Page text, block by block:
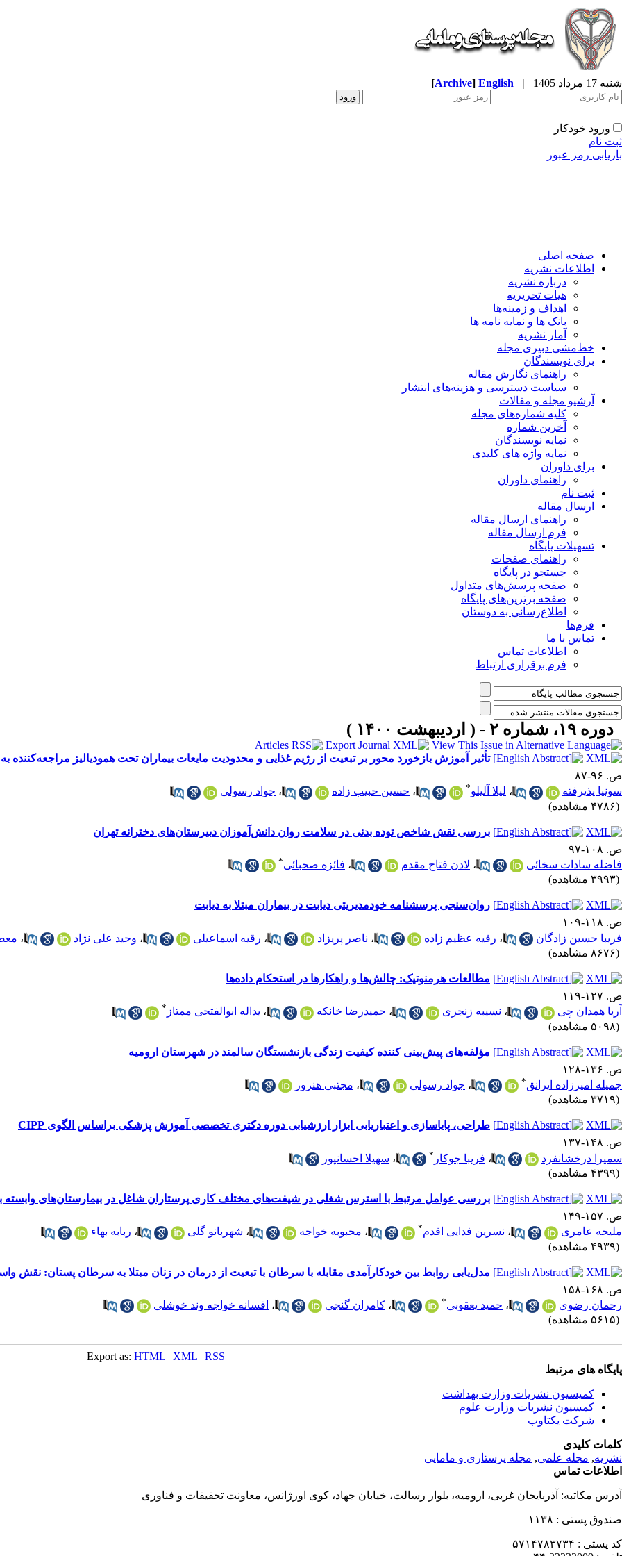
شنبه 17 مرداد 1405 |
English
[Archive]
ورود خودکار
ثبت نام
بازیابی رمز عبور
صفحه اصلی
اطلاعات نشریه
درباره نشریه
هیات تحریریه
اهداف و زمینه‌ها
بانک ها و نمایه نامه ها
آمار نشریه
خط‌مشی دبیری مجله
برای نویسندگان
راهنمای نگارش مقاله
سیاست دسترسی و هزینه‌های انتشار
آرشیو مجله و مقالات
کلیه شماره‌های مجله
آخرین شماره
نمایه نویسندگان
نمایه واژه های کلیدی
برای داوران
راهنمای داوران
ثبت نام
ارسال مقاله
راهنمای ارسال مقاله
فرم ارسال مقاله
تسهیلات پایگاه
راهنمای صفحات
جستجو در پایگاه
صفحه پرسش‌های متداول
صفحه برترین‌های پایگاه
اطلاع‌رسانی به دوستان
فرم‌ها
تماس با ما
اطلاعات تماس
فرم برقراری ارتباط
دوره ۱۹، شماره ۲ - ( اردیبهشت ۱۴۰۰ )
تأثیر آموزش بازخورد محور بر تبعیت از رژیم غذایی و محدودیت مایعات بیماران تحت همودیالیز مراجعه‌کننده به
ص. ۹۶-۸۷
سونیا پذیرفته
، لیلا آلیلو* ، حسین حبیب زاده ، جواد رسولی
(۴۷۸۶ مشاهده)
بررسی نقش شاخص توده بدنی در سلامت روان دانش‌آموزان دبیرستان‌های دخترانه تهران
ص. ۱۰۸-۹۷
فاضله سادات سخائی
، لادن فتاح مقدم ، فائزه صحبائی*
(۳۹۹۳ مشاهده)
روان‌سنجی پرسشنامه خودمدیریتی دیابت در بیماران مبتلا به دیابت
ص. ۱۱۸-۱۰۹
فریبا حسین زادگان
، رقیه عظیم زاده ، ناصر پریزاد ، رقیه اسماعیلی ، وحید علی نژاد ،
(۸۶۷۶ مشاهده)
مطالعات هرمنوتیک: چالش‌ها و راهکارها در استحکام داده‌ها
ص. ۱۲۷-۱۱۹
آریا همدان چی
، نسیبه زنجری ، حمیدرضا خانکه ، یداله ابوالفتحی ممتاز *
(۵۰۹۸ مشاهده)
مؤلفه‌های پیش‌بینی کننده کیفیت زندگی بازنشستگان سالمند در شهرستان ارومیه
ص. ۱۳۶-۱۲۸
جمیله امیرزاده ایرانق* ، جواد رسولی ، مجتبی هنرور
(۳۷۱۹ مشاهده)
طراحی، پایاسازی و اعتباریابی ابزار ارزشیابی دوره دکتری تخصصی آموزش پزشکی براساس الگوی CIPP
ص. ۱۴۸-۱۳۷
سمیرا درخشانفرد
، فریبا جوکار * ، سهیلا احسانپور
(۴۳۹۹ مشاهده)
بررسی عوامل مرتبط با استرس شغلی در شیفت‌های مختلف کاری پرستاران شاغل در بیمارستان‌های وابسته
ص. ۱۵۷-۱۴۹
ملیحه عامری
، نسرین فدایی اقدم* ، محبوبه خواجه ، شهربانو گلی ، ربابه بهاء
(۴۹۳۹ مشاهده)
مدل‌یابی روابط بین خودکارآمدی مقابله با سرطان با تبعیت از درمان در زنان مبتلا به سرطان پستان: نقش
ص. ۱۶۸-۱۵۸
رحمان رضوی
، حمید یعقوبی* ، کامران گنجی ، افسانه خواجه وند خوشلی
(۵۶۱۵ مشاهده)
Export as: HTML| XML| RSS
پایگاه های مرتبط
کمیسیون نشریات وزارت بهداشت
کمسیون نشریات وزارت علوم
شرکت یکتاوب
کلمات کلیدی
نشریه, مجله علمی, مجله پرستاری و مامایی
اطلاعات تماس
آدرس مکاتبه: آذربایجان غربی، ارومیه، بلوار رسالت، خیابان جهاد، کوی اورژانس، معاونت تحقیقات و فناوری
صندوق پستی : ۱۱۳۸
کد پستی : ۵۷۱۴۷۸۳۷۳۴